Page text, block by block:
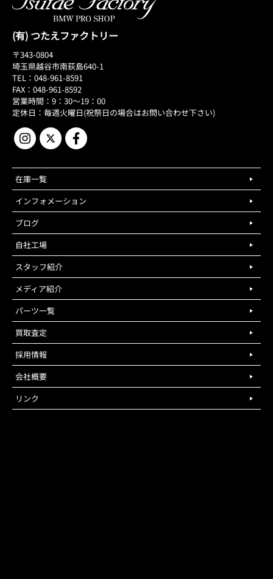
(有) つたえファクトリー
〒343-0804
埼玉県越谷市南荻島640-1
TEL：048-961-8591
FAX：048-961-8592
営業時間：9：30～19：00
定休日：毎週火曜日(祝祭日の場合はお問い合わせ下さい)
在庫一覧
インフォメーション
ブログ
自社工場
スタッフ紹介
メディア紹介
パーツ一覧
買取査定
採用情報
会社概要
リンク